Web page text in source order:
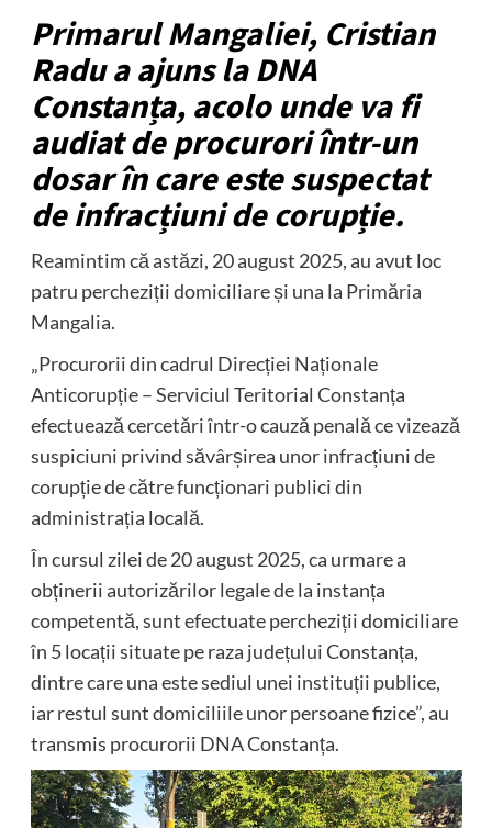
Primarul Mangaliei, Cristian
Radu a ajuns la DNA
Constanța, acolo unde va fi
audiat de procurori într-un
dosar în care este suspectat
de infracțiuni de corupție.
Reamintim că astăzi, 20 august 2025, au avut loc
patru percheziții domiciliare și una la Primăria
Mangalia.
„Procurorii din cadrul Direcției Naționale
Anticorupție – Serviciul Teritorial Constanța
efectuează cercetări într-o cauză penală ce vizează
suspiciuni privind săvârșirea unor infracțiuni de
corupție de către funcționari publici din
administrația locală.
În cursul zilei de 20 august 2025, ca urmare a
obținerii autorizărilor legale de la instanța
competentă, sunt efectuate percheziții domiciliare
în 5 locații situate pe raza județului Constanța,
dintre care una este sediul unei instituții publice,
iar restul sunt domiciliile unor persoane fizice”, au
transmis procurorii DNA Constanța.
Player
video